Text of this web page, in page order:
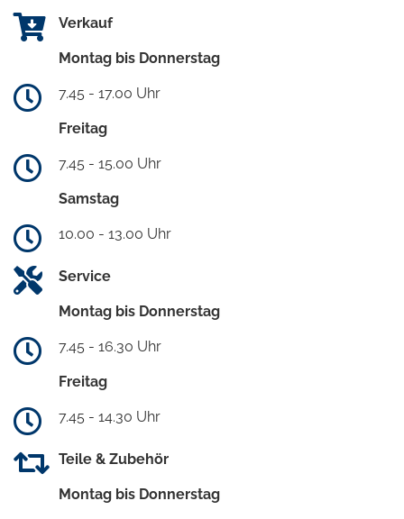
Verkauf
Montag bis Donnerstag
7.45 - 17.00 Uhr
Freitag
7.45 - 15.00 Uhr
Samstag
10.00 - 13.00 Uhr
Service
Montag bis Donnerstag
7.45 - 16.30 Uhr
Freitag
7.45 - 14.30 Uhr
Teile & Zubehör
Montag bis Donnerstag